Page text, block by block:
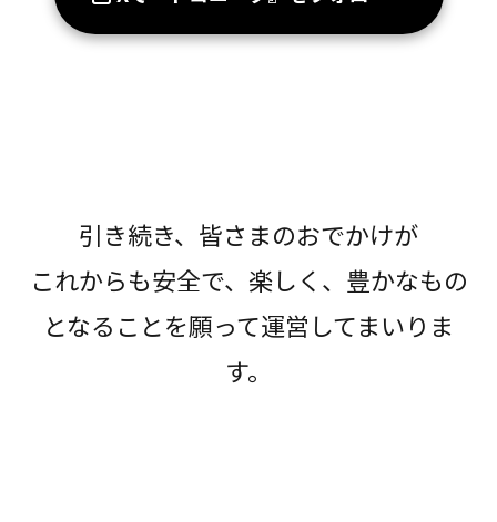
引き続き、皆さまのおでかけが
これからも安全で、楽しく、豊かなもの
となることを願って運営してまいりま
す。